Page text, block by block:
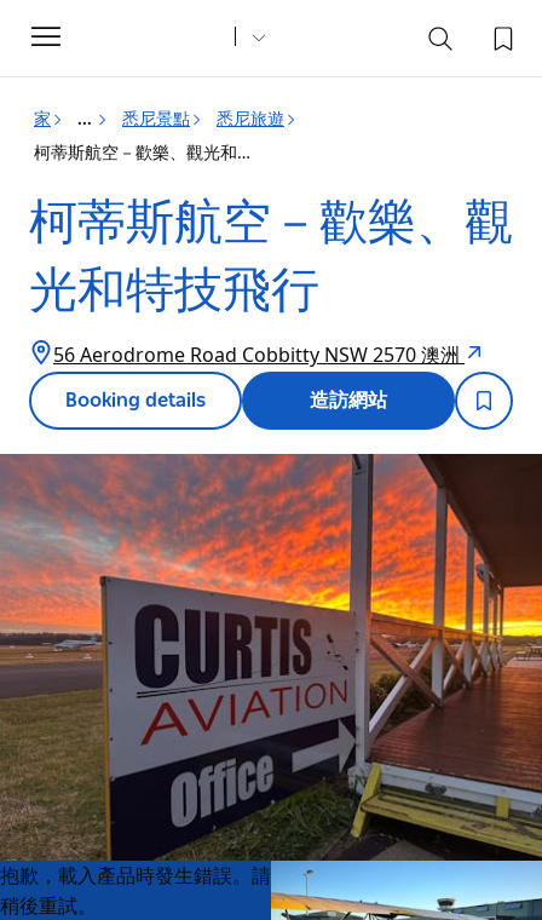
Toggle
navigation
家 ... 悉尼景點
悉尼旅遊
柯蒂斯航空－歡樂、觀光和特技飛行
柯蒂斯航空－歡樂、觀
光和特技飛行
56 Aerodrome Road Cobbitty NSW 2570 澳洲
Booking details 造訪網站
Product
List
Product
List
抱歉，載入產品時發生錯誤。請
稍後重試。